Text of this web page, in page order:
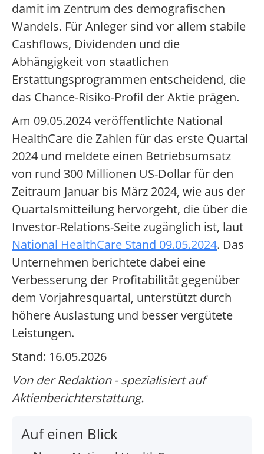
damit im Zentrum des demografischen
Wandels. Für Anleger sind vor allem stabile
Cashflows, Dividenden und die
Abhängigkeit von staatlichen
Erstattungsprogrammen entscheidend, die
das Chance-Risiko-Profil der Aktie prägen.
Am 09.05.2024 veröffentlichte National
HealthCare die Zahlen für das erste Quartal
2024 und meldete einen Betriebsumsatz
von rund 300 Millionen US-Dollar für den
Zeitraum Januar bis März 2024, wie aus der
Quartalsmitteilung hervorgeht, die über die
Investor-Relations-Seite zugänglich ist, laut
National HealthCare Stand 09.05.2024. Das
Unternehmen berichtete dabei eine
Verbesserung der Profitabilität gegenüber
dem Vorjahresquartal, unterstützt durch
höhere Auslastung und besser vergütete
Leistungen.
Stand: 16.05.2026
Von der Redaktion - spezialisiert auf
Aktienberichterstattung.
Auf einen Blick